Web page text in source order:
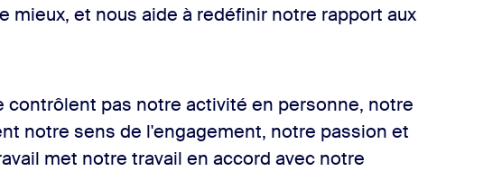
mieux, et nous aide à redéfinir notre rapport aux
contrôlent pas notre activité en personne, notre
notre sens de l'engagement, notre passion et
met notre travail en accord avec notre